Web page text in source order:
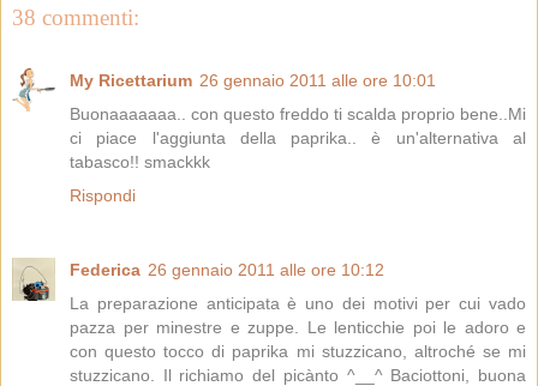
38 commenti:
My Ricettarium 26 gennaio 2011 alle ore 10:01
Buonaaaaaaa.. con questo freddo ti scalda proprio bene..Mi
ci piace l'aggiunta della paprika.. è un'alternativa al
tabasco!! smackkk
Rispondi
Federica 26 gennaio 2011 alle ore 10:12
La preparazione anticipata è uno dei motivi per cui vado
pazza per minestre e zuppe. Le lenticchie poi le adoro e
con questo tocco di paprika mi stuzzicano, altroché se mi
stuzzicano. Il richiamo del picànto ^__^ Baciottoni, buona